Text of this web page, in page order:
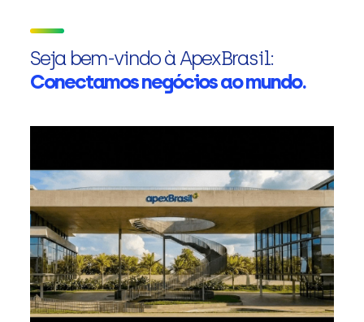
Seja bem-vindo à ApexBrasil:
Conectamos negócios ao mundo.